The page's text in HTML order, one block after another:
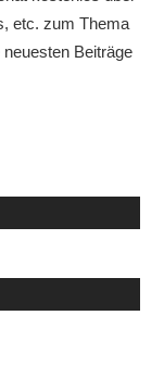
etc. zum Thema
Beiträge